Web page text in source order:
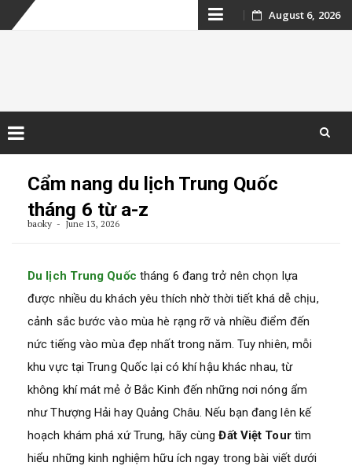
Skip August 6, 2026
lịch Campuchia
Cẩm nang du lịch Trung Quốc
tháng 6 từ a-z
baoky June 13, 2026
Du lịch Trung Quốc tháng 6 đang trở nên chọn lựa
được nhiều du khách yêu thích nhờ thời tiết khá dễ chịu,
cảnh sắc bước vào mùa hè rạng rỡ và nhiều điểm đến
nức tiếng vào mùa đẹp nhất trong năm. Tuy nhiên, mỗi
khu vực tại Trung Quốc lại có khí hậu khác nhau, từ
không khí mát mẻ ở Bắc Kinh đến những nơi nóng ẩm
như Thượng Hải hay Quảng Châu. Nếu bạn đang lên kế
hoạch khám phá xứ Trung, hãy cùng Đất Việt Tourtìm
hiểu những kinh nghiệm hữu ích ngay trong bài viết dưới